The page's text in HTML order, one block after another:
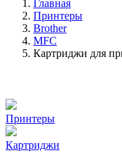
Главная
Принтеры
Brother
MFC
Картриджи для
Принтеры
Картриджи